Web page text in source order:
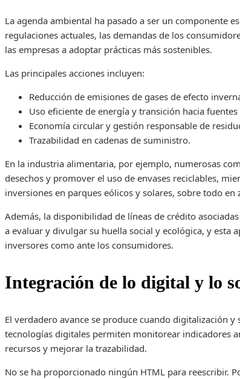
La agenda ambiental ha pasado a ser un componente
regulaciones actuales, las demandas de los
las empresas a adoptar prácticas más sostenibles.
Las principales acciones incluyen:
Reducción de emisiones de gases de efecto
Uso eficiente de energía y transición hacia
Economía circular y gestión responsable de
Trazabilidad en cadenas de suministro.
En la industria alimentaria, por ejemplo, numerosas
desechos y promover el uso de envases reciclables,
inversiones en parques eólicos y solares, sobre todo
Además, la disponibilidad de líneas de crédito
a evaluar y divulgar su huella social y ecológica, y esta
inversores como ante los consumidores.
Integración de lo digital y lo
El verdadero avance se produce cuando digitalización
tecnologías digitales permiten monitorear indicadores
recursos y mejorar la trazabilidad.
No se ha proporcionado ningún HTML para reescribir.